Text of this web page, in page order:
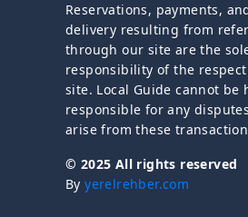
Reservations, payments,
delivery resulting from
through our site are the
responsibility of the
site. Local Guide cannot be
responsible for any
arise from these
© 2025 All rights reserved
Byyerelrehber.com